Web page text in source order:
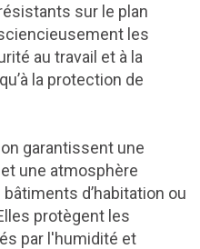
sur le plan
les
au travail et à la
la protection de
garantissent une
une atmosphère
d’habitation ou
protègent les
par l'humidité et